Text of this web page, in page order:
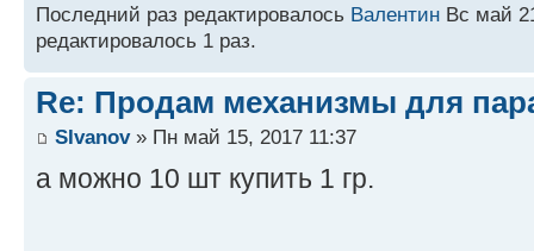
Последний раз редактировалось Валентин Вс май
редактировалось 1 раз.
Re: Продам механизмы для
SIvanov» Пн май 15, 2017 11:37
а можно 10 шт купить 1 гр.